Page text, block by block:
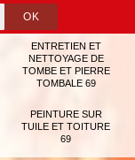
ENTRETIEN ET
NETTOYAGE DE
TOMBE ET PIERRE
TOMBALE 69
PEINTURE SUR
TUILE ET TOITURE
69